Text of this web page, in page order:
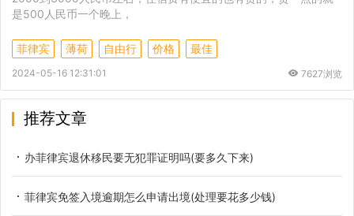
是500人民币一个晚上，
菲律宾 薄荷 自由行 价格 最佳
2024-05-16 12:31:01 7627浏览
推荐文章
办菲律宾退休移民要无犯罪证明吗(要多久下来)
菲律宾免签入境逾期怎么申请出境(处理要花多少钱)